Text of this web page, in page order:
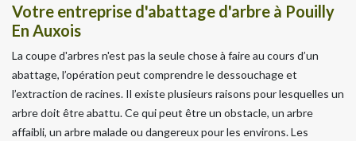
Votre entreprise d'abattage d'arbre à Pouilly
En Auxois
La coupe d'arbres n'est pas la seule chose à faire au cours d’un
abattage, l’opération peut comprendre le dessouchage et
l’extraction de racines. Il existe plusieurs raisons pour lesquelles un
arbre doit être abattu. Ce qui peut être un obstacle, un arbre
affaibli, un arbre malade ou dangereux pour les environs. Les